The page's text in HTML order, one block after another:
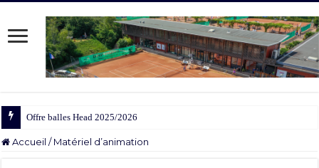
Offre balles Head 2025/2026
Accueil / Matériel d’animation